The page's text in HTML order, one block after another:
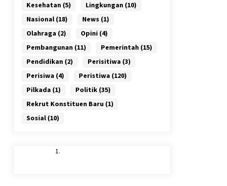
Kesehatan (5) Lingkungan (10)
Nasional (18) News (1)
Olahraga (2) Opini (4)
Pembangunan (11) Pemerintah (15)
Pendidikan (2) Perisitiwa (3)
Perisiwa (4) Peristiwa (120)
Pilkada (1) Politik (35)
Rekrut Konstituen Baru (1)
Sosial (10)